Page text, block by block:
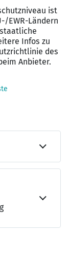
wie JobRad,
zum
Corporate
unserer
02845-